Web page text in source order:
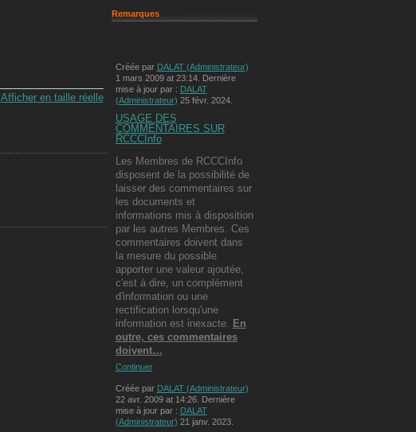
Afficher en taille réelle
Remarques
Créée par DALAT (Administrateur)
1 mars 2009 at 23:14. Dernière
mise à jour par : DALAT
(Administrateur) 25 févr. 2024.
USAGE DES
COMMENTAIRES SUR
RCCCInfo
Les Membres de RCCCInfo
disposent de la possibilité de
laisser des commentaires sur
les documents et
informations mis à disposition
par les autres Membres. Ces
commentaires doivent dans
la mesure du possible
apporter une valeur ajoutée,
c'est à dire, un complément
d'information ou une
rectification lorsqu'une
information est inexacte. En
outre, ces commentaires
doivent…
Continuer
Créée par DALAT (Administrateur)
22 avr. 2009 at 14:26. Dernière
mise à jour par : DALAT
(Administrateur) 21 janv. 2023.